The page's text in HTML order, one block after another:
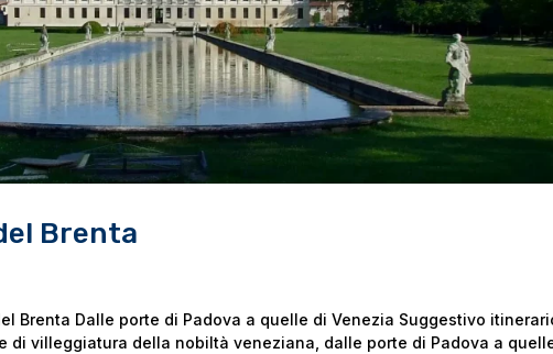
Brenta
Brenta Dalle porte di Padova a quelle di Venezia Suggestivo
di villeggiatura della nobiltà veneziana, dalle porte di Padova a